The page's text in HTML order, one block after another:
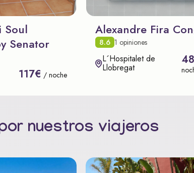
Soul
Senator
117€ / noche
Alexandre Fira
8.6 1 opiniones
L´Hospitalet de
Llobregat
nuestros viajeros